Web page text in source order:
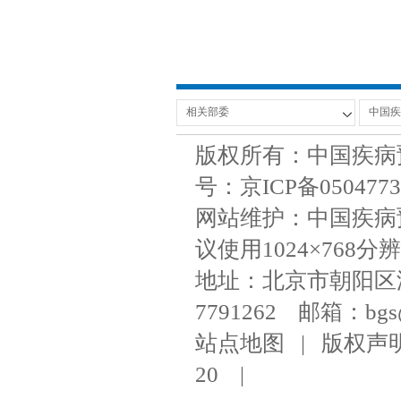
版权所有：中国疾
号：京ICP备
网站维护：中国疾
议使用1024×768分
地址：北京市朝阳
7791262 邮箱：
站点地图
| 版权声
20 |